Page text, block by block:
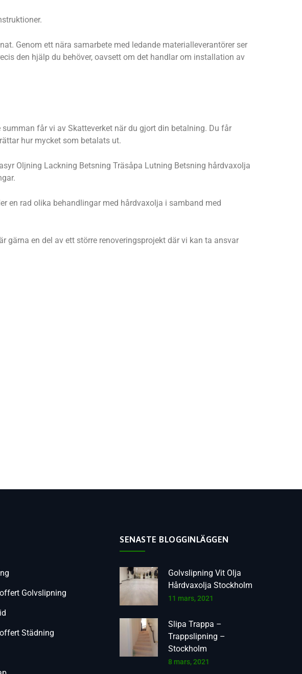
Genom ett nära samarbete med ledande materialleverantörer ser
den hjälp du behöver, oavsett om det handlar om installation av
får vi av Skatteverket när du gjort din betalning. Du får
hur mycket som betalats ut.
Oljning Lackning Betsning Träsåpa Lutning Betsning hårdvaxolja
en rad olika behandlingar med hårdvaxolja i samband med
en del av ett större renoveringsprojekt där vi kan ta ansvar
Golvslipning
Städning
SENASTE BLOGGINLÄGGEN
Golvslipning Vit Olja
Hårdvaxolja Stockholm
11 mars, 2021
Slipa Trappa –
Trappslipning –
Stockholm
8 mars, 2021